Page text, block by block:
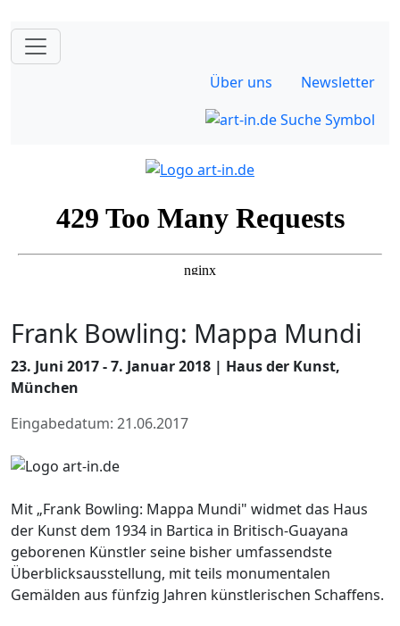
Über uns Newsletter
Frank Bowling: Mappa Mundi
23. Juni 2017 - 7. Januar 2018 | Haus der Kunst,
München
Eingabedatum: 21.06.2017
Mit „Frank Bowling: Mappa Mundi" widmet das Haus
der Kunst dem 1934 in Bartica in Britisch-Guayana
geborenen Künstler seine bisher umfassendste
Überblicksausstellung, mit teils monumentalen
Gemälden aus fünfzig Jahren künstlerischen Schaffens.